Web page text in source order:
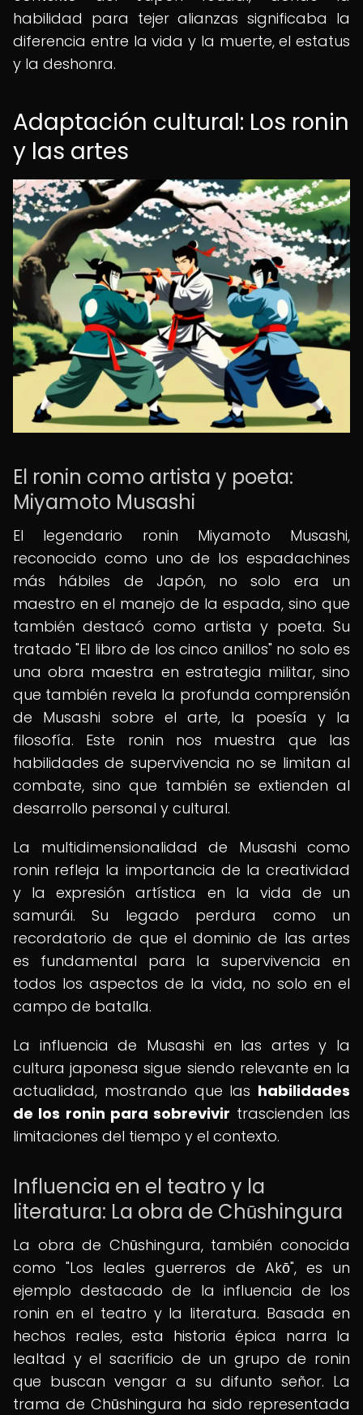
habilidad para tejer alianzas significaba la
diferencia entre la vida y la muerte, el estatus
y la deshonra.
Adaptación cultural: Los ronin
y las artes
El ronin como artista y poeta:
Miyamoto Musashi
El legendario ronin Miyamoto Musashi,
reconocido como uno de los espadachines
más hábiles de Japón, no solo era un
maestro en el manejo de la espada, sino que
también destacó como artista y poeta. Su
tratado "El libro de los cinco anillos" no solo es
una obra maestra en estrategia militar, sino
que también revela la profunda comprensión
de Musashi sobre el arte, la poesía y la
filosofía. Este ronin nos muestra que las
habilidades de supervivencia no se limitan al
combate, sino que también se extienden al
desarrollo personal y cultural.
La multidimensionalidad de Musashi como
ronin refleja la importancia de la creatividad
y la expresión artística en la vida de un
samurái. Su legado perdura como un
recordatorio de que el dominio de las artes
es fundamental para la supervivencia en
todos los aspectos de la vida, no solo en el
campo de batalla.
La influencia de Musashi en las artes y la
cultura japonesa sigue siendo relevante en la
actualidad, mostrando que las habilidades
de los ronin para sobrevivir trascienden las
limitaciones del tiempo y el contexto.
Influencia en el teatro y la
literatura: La obra de Chūshingura
La obra de Chūshingura, también conocida
como "Los leales guerreros de Akō", es un
ejemplo destacado de la influencia de los
ronin en el teatro y la literatura. Basada en
hechos reales, esta historia épica narra la
lealtad y el sacrificio de un grupo de ronin
que buscan vengar a su difunto señor. La
trama de Chūshingura ha sido representada